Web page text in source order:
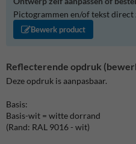
Pictogrammen en/of tekst direct
Bewerk product
Reflecterende opdruk
Deze opdruk is aanpasbaar.
Basis:
Basis-wit = witte dorrand
(Rand: RAL 9016 - wit)